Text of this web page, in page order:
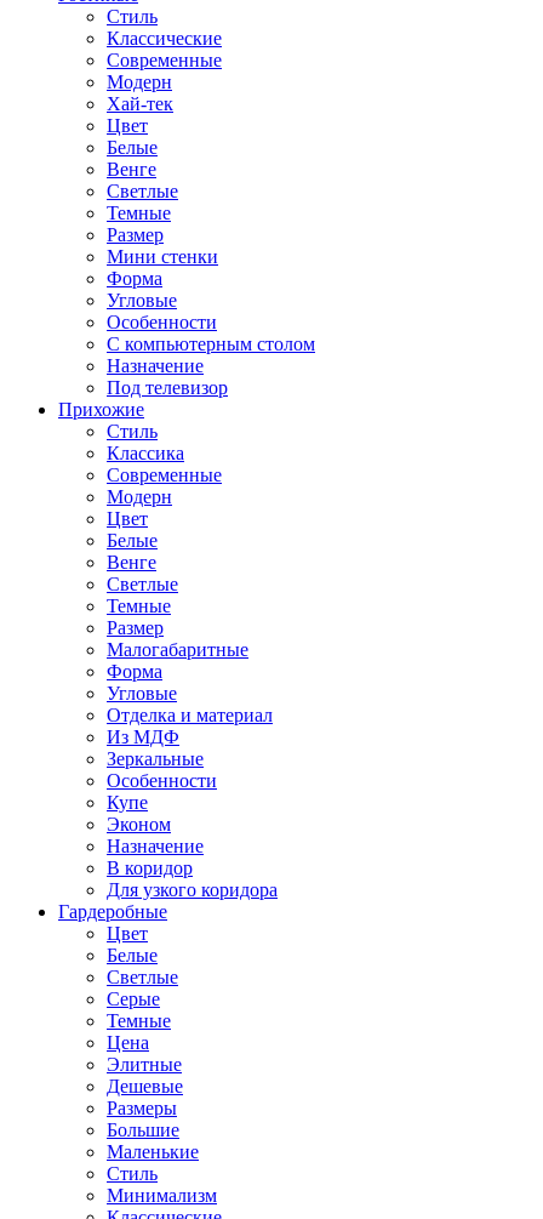
Стиль
Классические
Современные
Модерн
Хай-тек
Цвет
Белые
Венге
Светлые
Темные
Размер
Мини стенки
Форма
Угловые
Особенности
С компьютерным столом
Назначение
Под телевизор
Прихожие
Стиль
Классика
Современные
Модерн
Цвет
Белые
Венге
Светлые
Темные
Размер
Малогабаритные
Форма
Угловые
Отделка и материал
Из МДФ
Зеркальные
Особенности
Купе
Эконом
Назначение
В коридор
Для узкого коридора
Гардеробные
Цвет
Белые
Светлые
Серые
Темные
Цена
Элитные
Дешевые
Размеры
Большие
Маленькие
Стиль
Минимализм